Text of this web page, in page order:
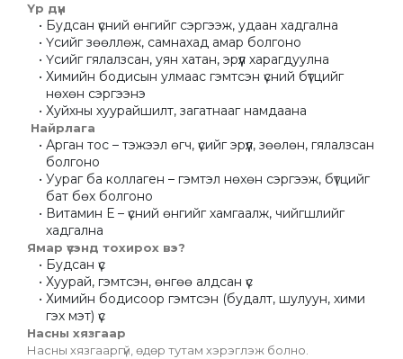
Үр дүн
Будсан үсний өнгийг сэргээж, удаан хадгална
Үсийг зөөллөж, самнахад амар болгоно
Үсийг гялалзсан, уян хатан, эрүүл харагдуулна
Химийн бодисын улмаас гэмтсэн үсний бүтцийг
нөхөн сэргээнэ
Хуйхны хуурайшилт, загатнааг намдаана
Найрлага
Арган тос – тэжээл өгч, үсийг эрүүл, зөөлөн, гялалзсан
болгоно
Уураг ба коллаген – гэмтэл нөхөн сэргээж, бүтцийг
бат бөх болгоно
Витамин Е – үсний өнгийг хамгаалж, чийгшлийг
хадгална
Ямар үсэнд тохирох вэ?
Будсан үс
Хуурай, гэмтсэн, өнгөө алдсан үс
Химийн бодисоор гэмтсэн (будалт, шулуун, хими
гэх мэт) үс
Насны хязгаар
Насны хязгааргүй, өдөр тутам хэрэглэж болно.